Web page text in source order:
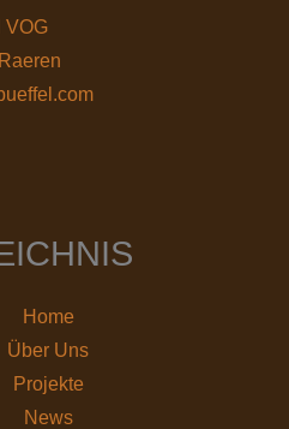
VOG
Home
Über Uns
Projekte
News